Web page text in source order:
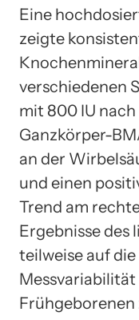
Eine
zeigte
verschiedenen
mit 800 IU
Ganzkörper-
an der
und einen
Trend am
Ergebnisse des
teilweise auf
Messvariabilität